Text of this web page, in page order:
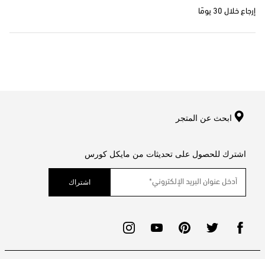
إرجاع خلال 30 يومًا
ابحث عن المتجر
اشترك للحصول على تحديثات من مايكل كورس
اشتراك